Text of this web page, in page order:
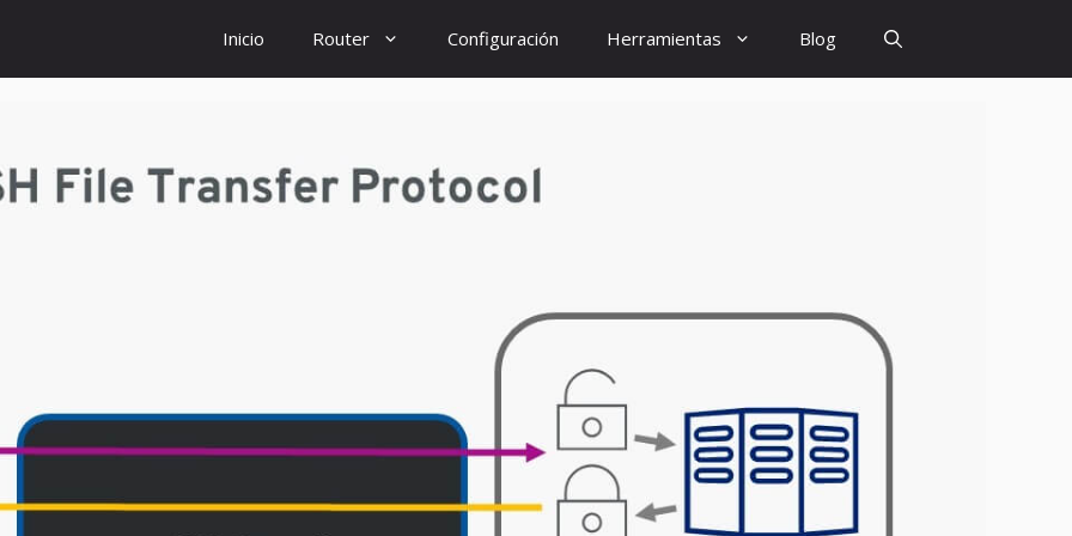
Inicio Router Configuración Herramientas Blog